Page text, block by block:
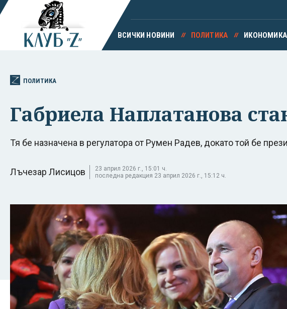
ВСИЧКИ НОВИНИ ПОЛИТИКА ИКОНОМИКА
ПОЛИТИКА
Габриела Наплатанова
Тя бе назначена в регулатора от Румен Радев, докато той бе
Лъчезар Лисицов
23 април 2026 г., 15:01 ч.
последна редакция 23 април 2026 г., 15:12 ч.